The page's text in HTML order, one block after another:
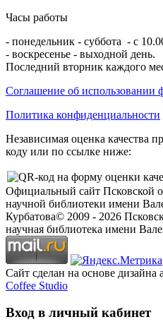
Часы работы
- понедельник - суббота - с
- воскресенье - выходной день.
Последний вторник каждого
Соглашение об использовании
Политика конфиденциальности
Независимая оценка качества
коду или по ссылке ниже:
Официальный сайт Псковской
научной библиотеки имени
Курбатова© 2009 - 2026
научная библиотека имени
Сайт сделан на основе дизайна
Coffee Studio
Вход в личный кабинет